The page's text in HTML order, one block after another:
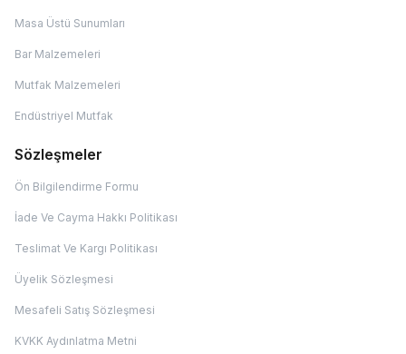
Masa Üstü Sunumları
Bar Malzemeleri
Mutfak Malzemeleri
Endüstriyel Mutfak
Sözleşmeler
Ön Bilgilendirme Formu
İade Ve Cayma Hakkı Politikası
Teslimat Ve Kargı Politikası
Üyelik Sözleşmesi
Mesafeli Satış Sözleşmesi
KVKK Aydınlatma Metni